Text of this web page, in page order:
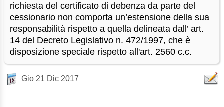
richiesta del certificato di debenza da parte del
cessionario non comporta un’estensione della sua
responsabilità rispetto a quella delineata dall’ art.
14 del Decreto Legislativo n. 472/1997, che è
disposizione speciale rispetto all'art. 2560 c.c.
Gio 21 Dic 2017